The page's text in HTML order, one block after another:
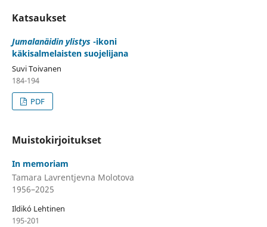
Katsaukset
Jumalanäidin ylistys-ikoni
käkisalmelaisten suojelijana
Suvi Toivanen
184-194
PDF
Muistokirjoitukset
In memoriam
Tamara Lavrentjevna Molotova
1956–2025
Ildikó Lehtinen
195-201